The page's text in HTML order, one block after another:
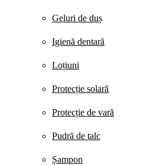
Geluri de duș
Igienă dentară
Loțiuni
Protecție solară
Protecție de vară
Pudră de talc
Șampon